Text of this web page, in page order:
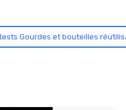
Gourdes et bouteilles